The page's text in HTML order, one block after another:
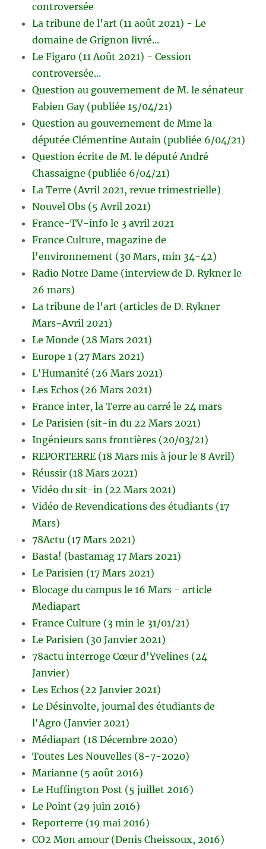
controversée
La tribune de l'art (11 août 2021) - Le
domaine de Grignon livré...
Le Figaro (11 Août 2021) - Cession
controversée...
Question au gouvernement de M. le sénateur
Fabien Gay (publiée 15/04/21)
Question au gouvernement de Mme la
députée Clémentine Autain (publiée 6/04/21)
Question écrite de M. le député André
Chassaigne (publiée 6/04/21)
La Terre (Avril 2021, revue trimestrielle)
Nouvel Obs (5 Avril 2021)
France-TV-info le 3 avril 2021
France Culture, magazine de
l'environnement (30 Mars, min 34-42)
Radio Notre Dame (interview de D. Rykner le
26 mars)
La tribune de l'art (articles de D. Rykner
Mars-Avril 2021)
Le Monde (28 Mars 2021)
Europe 1 (27 Mars 2021)
L'Humanité (26 Mars 2021)
Les Echos (26 Mars 2021)
France inter, la Terre au carré le 24 mars
Le Parisien (sit-in du 22 Mars 2021)
Ingénieurs sans frontières (20/03/21)
REPORTERRE (18 Mars mis à jour le 8 Avril)
Réussir (18 Mars 2021)
Vidéo du sit-in (22 Mars 2021)
Vidéo de Revendications des étudiants (17
Mars)
78Actu (17 Mars 2021)
Basta! (bastamag 17 Mars 2021)
Le Parisien (17 Mars 2021)
Blocage du campus le 16 Mars - article
Mediapart
France Culture (3 min le 31/01/21)
Le Parisien (30 Janvier 2021)
78actu interroge Cœur d'Yvelines (24
Janvier)
Les Echos (22 Janvier 2021)
Le Désinvolte, journal des étudiants de
l'Agro (Janvier 2021)
Médiapart (18 Décembre 2020)
Toutes Les Nouvelles (8-7-2020)
Marianne (5 août 2016)
Le Huffington Post (5 juillet 2016)
Le Point (29 juin 2016)
Reporterre (19 mai 2016)
CO2 Mon amour (Denis Cheissoux, 2016)